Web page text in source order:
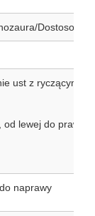
ust z ryczącym
od lewej do prawej
naprawy